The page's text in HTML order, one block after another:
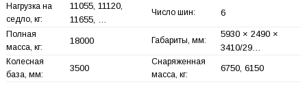
Нагрузка на
седло, кг:
11055, 11120,
11655, …
Число шин: 6
Полная
масса, кг:
18000 Габариты, мм:
5930 × 2490 ×
3410/29…
Колесная
база, мм:
3500
Снаряженная
масса, кг:
6750, 6150